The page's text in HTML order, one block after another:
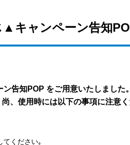
▲キャンペーン告知
告知POP をご用意いたしました
、使用時には以下の事項に注意く
てください｡